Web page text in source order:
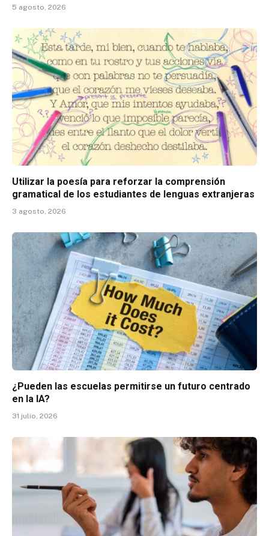
5 agosto, 2026
Utilizar la poesía para reforzar la comprensión
gramatical de los estudiantes de lenguas extranjeras
3 agosto, 2026
¿Pueden las escuelas permitirse un futuro centrado
en la IA?
31 julio, 2026